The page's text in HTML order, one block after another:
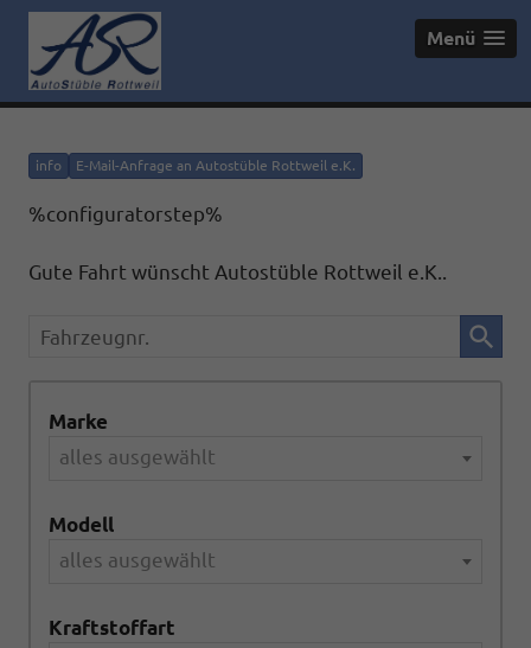
Menü
info E-Mail-Anfrage an Autostüble Rottweil e.K.
%configuratorstep%
Gute Fahrt wünscht Autostüble Rottweil e.K..
Fahrzeugnr.
Marke
alles ausgewählt
Modell
alles ausgewählt
Kraftstoffart